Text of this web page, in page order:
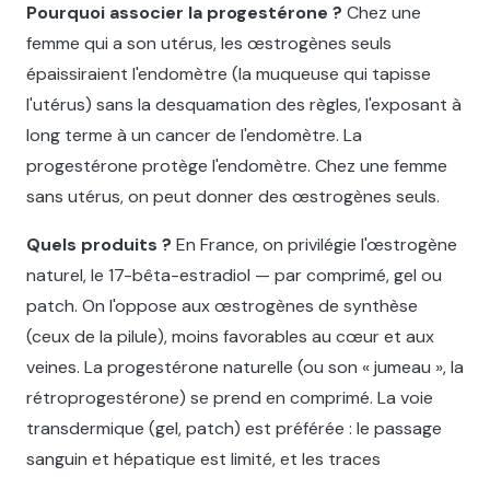
Pourquoi associer la progestérone ? Chez une
femme qui a son utérus, les œstrogènes seuls
épaissiraient l'endomètre (la muqueuse qui tapisse
l'utérus) sans la desquamation des règles, l'exposant à
long terme à un cancer de l'endomètre. La
progestérone protège l'endomètre. Chez une femme
sans utérus, on peut donner des œstrogènes seuls.
Quels produits ? En France, on privilégie l'œstrogène
naturel, le 17-bêta-estradiol — par comprimé, gel ou
patch. On l'oppose aux œstrogènes de synthèse
(ceux de la pilule), moins favorables au cœur et aux
veines. La progestérone naturelle (ou son « jumeau », la
rétroprogestérone) se prend en comprimé. La voie
transdermique (gel, patch) est préférée : le passage
sanguin et hépatique est limité, et les traces